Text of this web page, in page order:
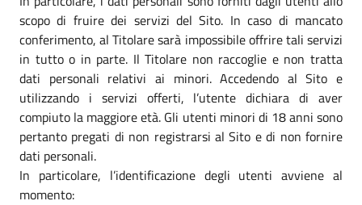
scopo di fruire dei servizi del Sito. In caso di mancato
conferimento, al Titolare sarà impossibile offrire tali servizi
in tutto o in parte. Il Titolare non raccoglie e non tratta
dati personali relativi ai minori. Accedendo al Sito e
utilizzando i servizi offerti, l’utente dichiara di aver
compiuto la maggiore età. Gli utenti minori di 18 anni sono
pertanto pregati di non registrarsi al Sito e di non fornire
dati personali.
In particolare, l’identificazione degli utenti avviene al
momento: